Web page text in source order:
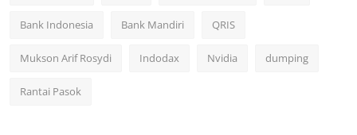
Bank Indonesia Bank Mandiri QRIS
Mukson Arif Rosydi Indodax Nvidia dumping
Rantai Pasok